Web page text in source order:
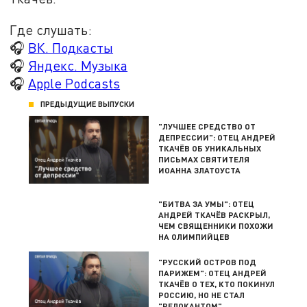
Где слушать:
🎧 ВК. Подкасты
🎧 Яндекс. Музыка
🎧 Apple Podcasts
ПРЕДЫДУЩИЕ ВЫПУСКИ
"ЛУЧШЕЕ СРЕДСТВО ОТ
ДЕПРЕССИИ": ОТЕЦ АНДРЕЙ
ТКАЧЁВ ОБ УНИКАЛЬНЫХ
ПИСЬМАХ СВЯТИТЕЛЯ
ИОАННА ЗЛАТОУСТА
"БИТВА ЗА УМЫ": ОТЕЦ
АНДРЕЙ ТКАЧЁВ РАСКРЫЛ,
ЧЕМ СВЯЩЕННИКИ ПОХОЖИ
НА ОЛИМПИЙЦЕВ
"РУССКИЙ ОСТРОВ ПОД
ПАРИЖЕМ": ОТЕЦ АНДРЕЙ
ТКАЧЁВ О ТЕХ, КТО ПОКИНУЛ
РОССИЮ, НО НЕ СТАЛ